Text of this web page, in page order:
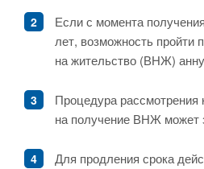
Если с момента
лет, возможность пройти
на жительство (ВНЖ)
Процедура рассмотрения
на получение ВНЖ может
Для продления срока